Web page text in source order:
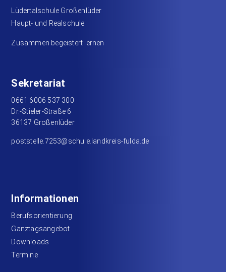
Lüdertalschule Großenlüder
Haupt- und Realschule
Zusammen begeistert lernen
Sekretariat
0661 6006 537 300
Dr.-Stieler-Straße 6
36137 Großenlüder
poststelle.7253@schule.landkreis-fulda.de
Informationen
Berufsorientierung
Ganztagsangebot
Downloads
Termine